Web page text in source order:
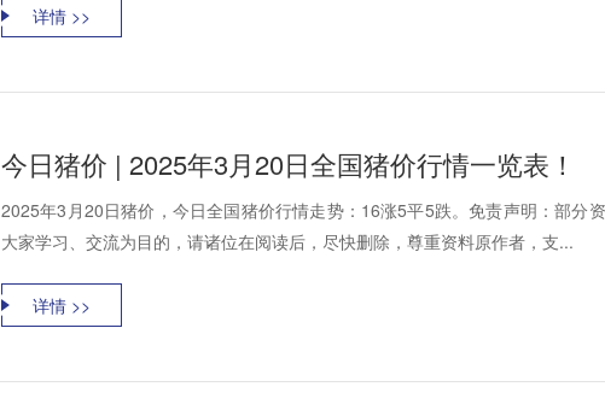
详情 >>
今日猪价 | 2025年3月20日全国猪价行情一览表！
2025年3月20日猪价，今日全国猪价行情走势：16涨5平5跌。免责声明：部分
大家学习、交流为目的，请诸位在阅读后，尽快删除，尊重资料原作者，支...
详情 >>